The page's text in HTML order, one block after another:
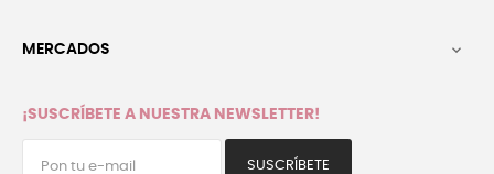
MERCADOS 
¡SUSCRÍBETE A NUESTRA NEWSLETTER!
SUSCRÍBETE